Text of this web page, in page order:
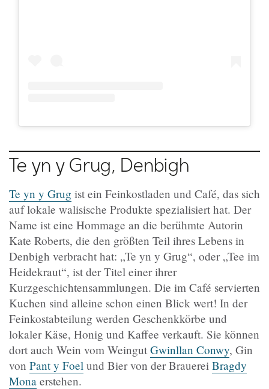
Te yn y Grug, Denbigh
Te yn y Grug ist ein Feinkostladen und Café, das sich
auf lokale walisische Produkte spezialisiert hat. Der
Name ist eine Hommage an die berühmte Autorin
Kate Roberts, die den größten Teil ihres Lebens in
Denbigh verbracht hat: „Te yn y Grug“, oder „Tee im
Heidekraut“, ist der Titel einer ihrer
Kurzgeschichtensammlungen. Die im Café servierten
Kuchen sind alleine schon einen Blick wert! In der
Feinkostabteilung werden Geschenkkörbe und
lokaler Käse, Honig und Kaffee verkauft. Sie können
dort auch Wein vom Weingut Gwinllan Conwy, Gin
von Pant y Foel und Bier von der Brauerei Bragdy
Mona erstehen.